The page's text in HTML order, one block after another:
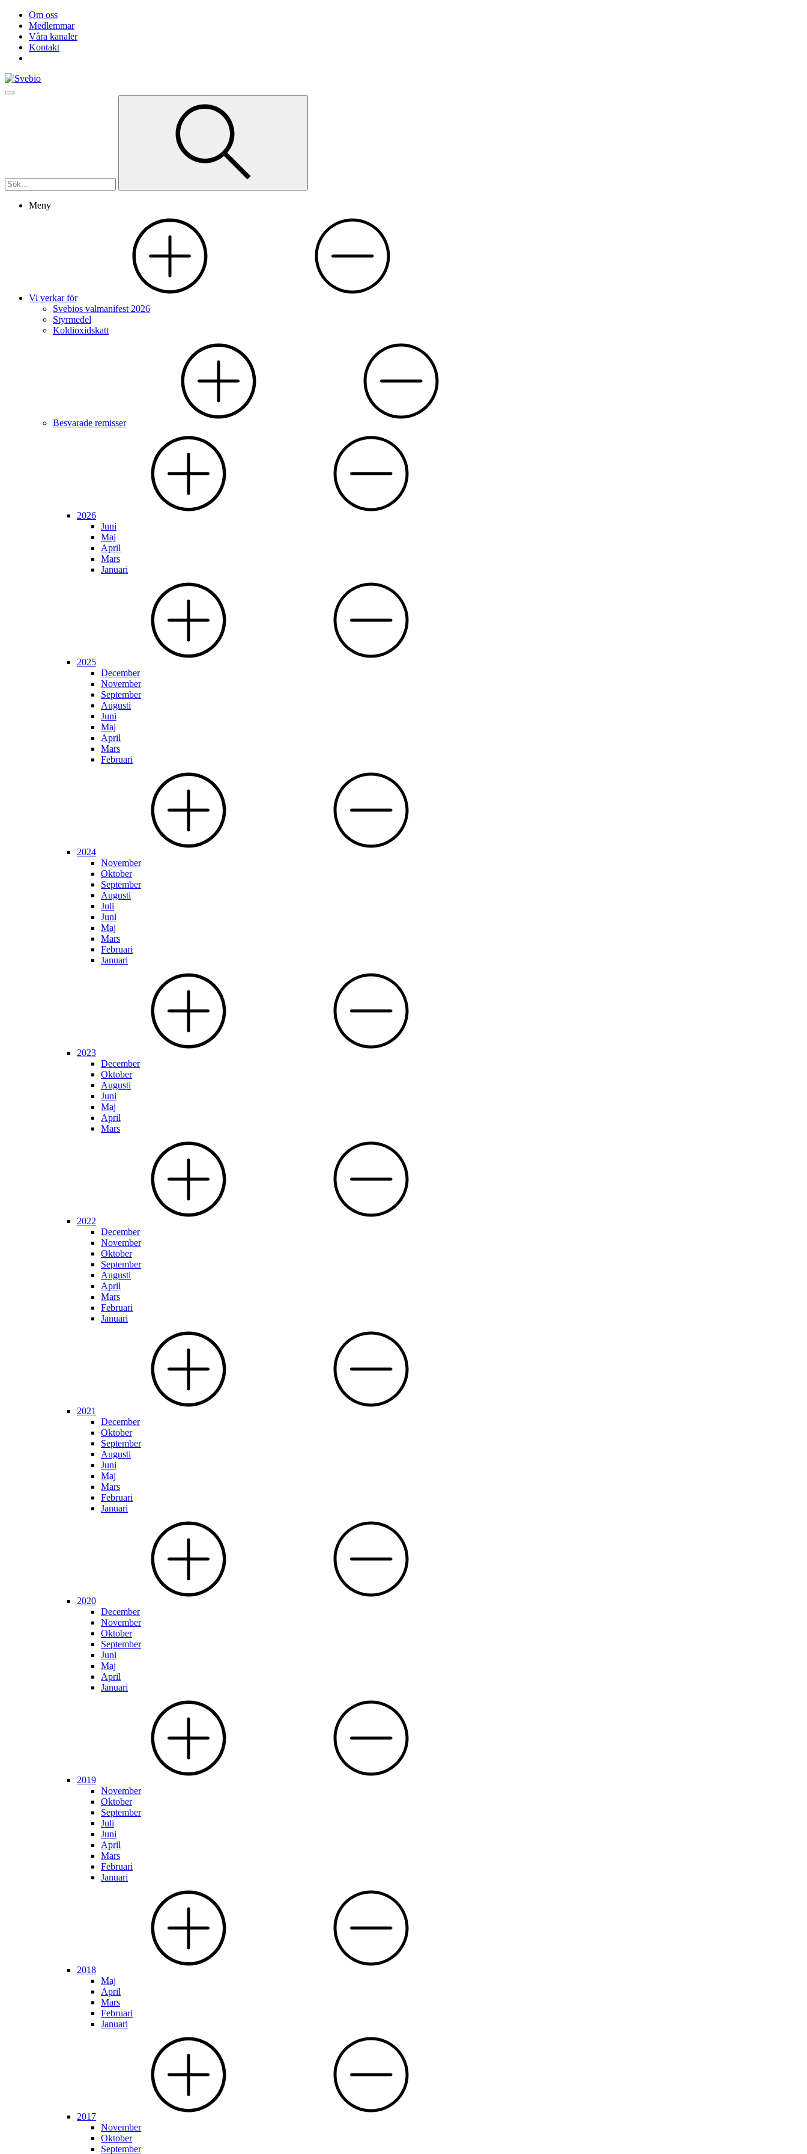
Om oss
Medlemmar
Våra kanaler
Kontakt
Meny
Vi verkar för
Svebios valmanifest 2026
Styrmedel
Koldioxidskatt
Besvarade remisser
2026
Juni
Maj
April
Mars
Januari
2025
December
November
September
Augusti
Juni
Maj
April
Mars
Februari
2024
November
Oktober
September
Augusti
Juli
Juni
Maj
Mars
Februari
Januari
2023
December
Oktober
Augusti
Juni
Maj
April
Mars
2022
December
November
Oktober
September
Augusti
April
Mars
Februari
Januari
2021
December
Oktober
September
Augusti
Juni
Maj
Mars
Februari
Januari
2020
December
November
Oktober
September
Juni
Maj
April
Januari
2019
November
Oktober
September
Juli
Juni
April
Mars
Februari
Januari
2018
Maj
April
Mars
Februari
Januari
2017
November
Oktober
September